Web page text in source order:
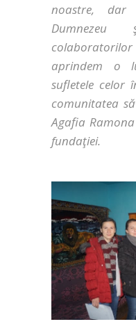
noastre,
aprindem o
sufletele celor
comunitatea
Agafia
fundaţiei.